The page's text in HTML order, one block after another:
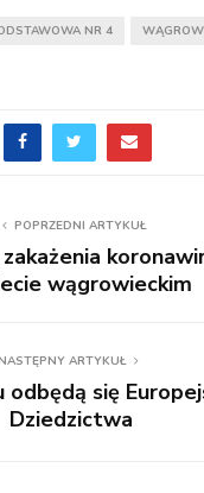
NR 4
POPRZEDNI ARTYKUŁ
wągrowieckim
ARTYKUŁ
się
Dziedzictwa